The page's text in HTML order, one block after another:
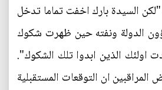
السيدة بارك اخفت تماما تدخل
الدولة ونفته حين ظهرت شكوك
اولئك الذين ابدوا تلك الشكوك".
ان التوقعات المستقبلية